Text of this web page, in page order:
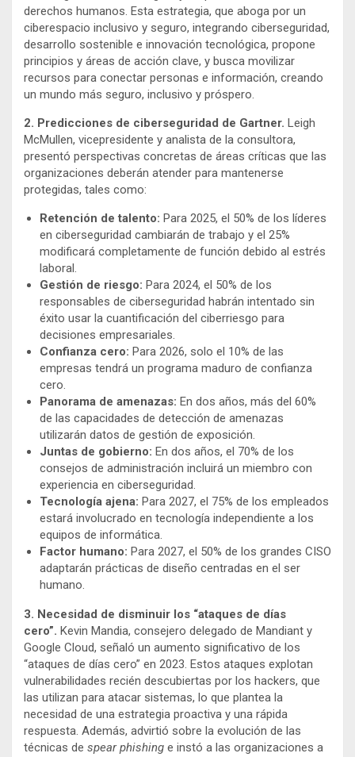
derechos humanos. Esta estrategia, que aboga por un
ciberespacio inclusivo y seguro, integrando ciberseguridad,
desarrollo sostenible e innovación tecnológica, propone
principios y áreas de acción clave, y busca movilizar
recursos para conectar personas e información, creando
un mundo más seguro, inclusivo y próspero.
2. Predicciones de ciberseguridad de Gartner. Leigh
McMullen, vicepresidente y analista de la consultora,
presentó perspectivas concretas de áreas críticas que las
organizaciones deberán atender para mantenerse
protegidas, tales como:
Retención de talento: Para 2025, el 50% de los líderes
en ciberseguridad cambiarán de trabajo y el 25%
modificará completamente de función debido al estrés
laboral.
Gestión de riesgo: Para 2024, el 50% de los
responsables de ciberseguridad habrán intentado sin
éxito usar la cuantificación del ciberriesgo para
decisiones empresariales.
Confianza cero: Para 2026, solo el 10% de las
empresas tendrá un programa maduro de confianza
cero.
Panorama de amenazas: En dos años, más del 60%
de las capacidades de detección de amenazas
utilizarán datos de gestión de exposición.
Juntas de gobierno: En dos años, el 70% de los
consejos de administración incluirá un miembro con
experiencia en ciberseguridad.
Tecnología ajena: Para 2027, el 75% de los empleados
estará involucrado en tecnología independiente a los
equipos de informática.
Factor humano: Para 2027, el 50% de los grandes CISO
adaptarán prácticas de diseño centradas en el ser
humano.
3. Necesidad de disminuir los “ataques de días
cero”. Kevin Mandia, consejero delegado de Mandiant y
Google Cloud, señaló un aumento significativo de los
“ataques de días cero” en 2023. Estos ataques explotan
vulnerabilidades recién descubiertas por los hackers, que
las utilizan para atacar sistemas, lo que plantea la
necesidad de una estrategia proactiva y una rápida
respuesta. Además, advirtió sobre la evolución de las
técnicas de spear phishing e instó a las organizaciones a